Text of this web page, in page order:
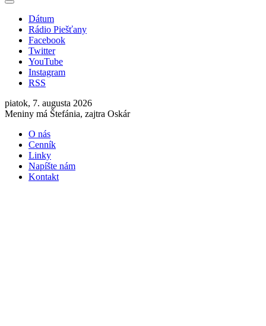
Dátum
Rádio Piešťany
Facebook
Twitter
YouTube
Instagram
RSS
piatok, 7. augusta 2026
Meniny má Štefánia, zajtra Oskár
O nás
Cenník
Linky
Napíšte nám
Kontakt